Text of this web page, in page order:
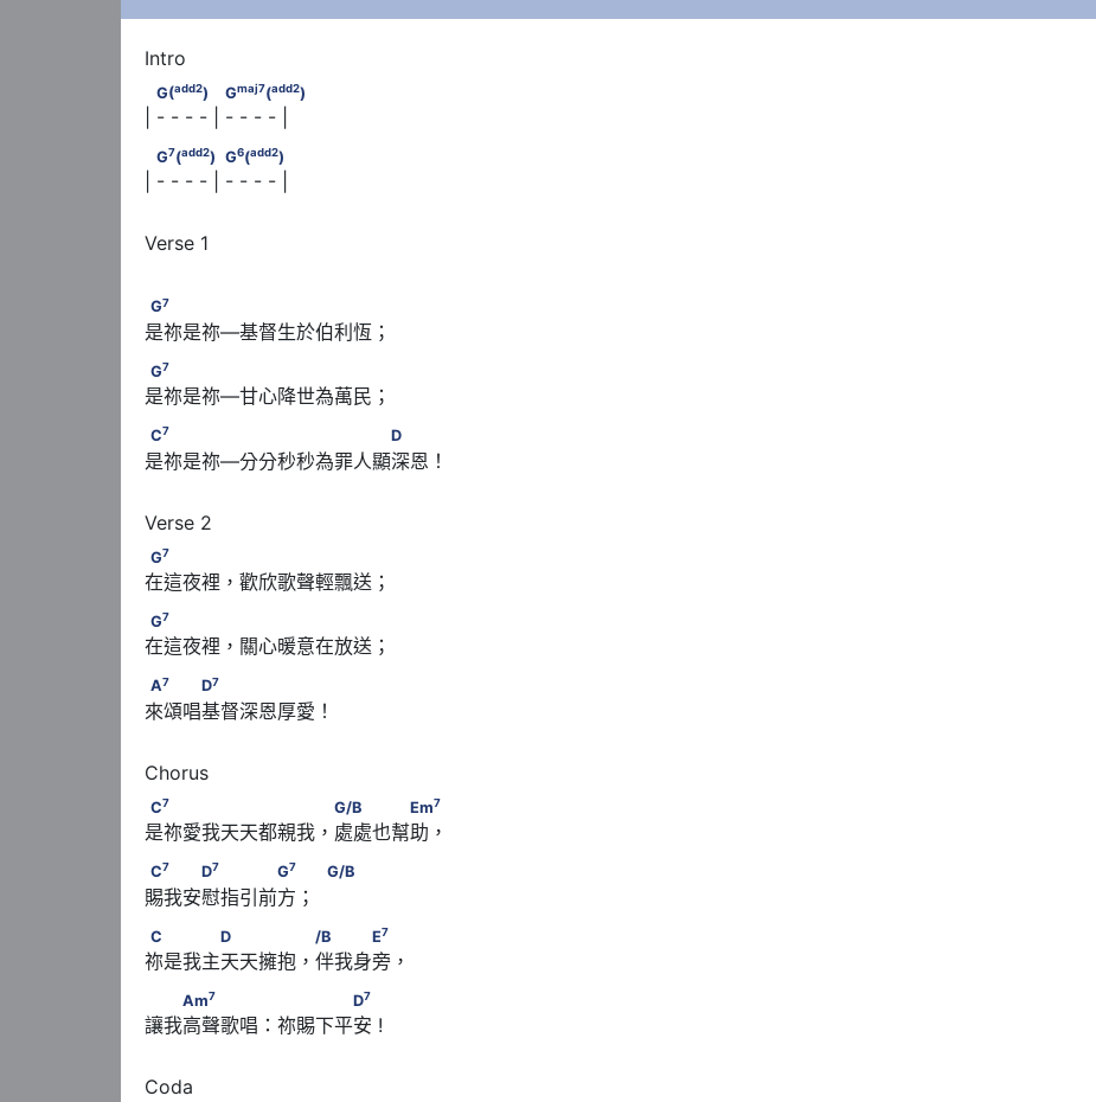
G( add2)               G
G(add2) Gmaj7(add2)
| - - - - | - - - - |
G7( add2)               G
G7(add2) G6(add2)
| - - - - | - - - - |
Verse 1
G7
G7
是祢是祢—基督生於伯利恆；
G7
G7
是祢是祢—甘心降世為萬民；
C7 D
C7 D
是祢是祢—分分秒秒為罪人顯深恩！
G7
G7
在這夜裡，歡欣歌聲輕飄送；
G7
G7
在這夜裡，關心暖意在放送；
A7 D
A7 D7
來頌唱基督深恩厚愛！
C7 G/B　　　　Em
C7 G/B Em7
是祢愛我天天都親我，處處也幫助，
C7 D G7 G/B
C7 D7 G7 G/B
賜我安慰指引前方；
C　　　　D　　　　 /B　　　E
C D /B E7
祢是我主天天擁抱，伴我身旁，
Am7 D
Am7 D7
讓我高聲歌唱：祢賜下平安 !
Coda